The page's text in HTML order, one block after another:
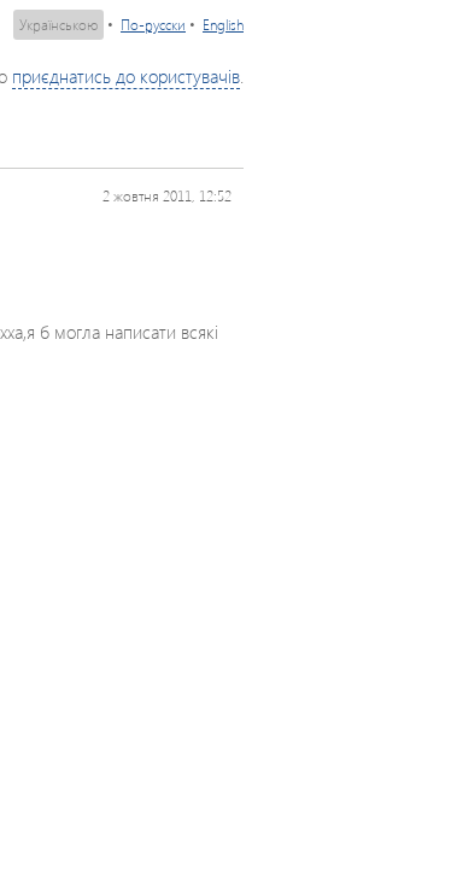
Українською • По-русски • English
приєднатись до користувачів.
2 жовтня 2011, 12:52
б могла написати всякі